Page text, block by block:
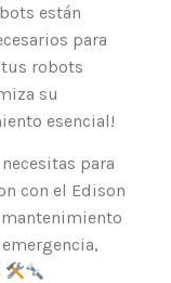
están
para
tus robots
su
esencial!
para
con el Edison
mantenimiento